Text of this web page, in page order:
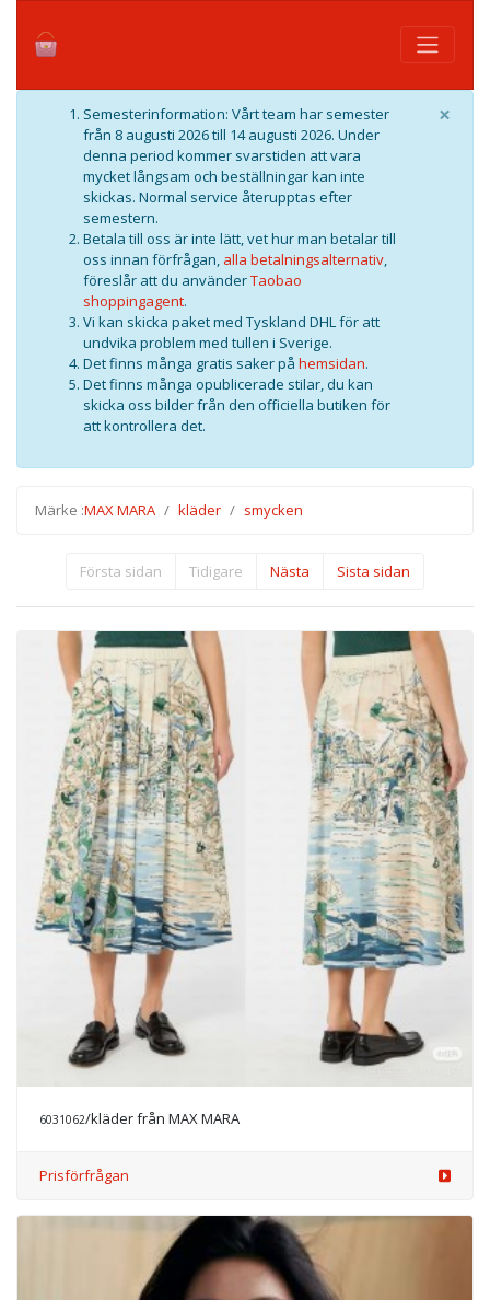
Semesterinformation: Vårt team har semester
från 8 augusti 2026 till 14 augusti 2026. Under
denna period kommer svarstiden att vara
mycket långsam och beställningar kan inte
skickas. Normal service återupptas efter
semestern.
Betala till oss är inte lätt, vet hur man betalar till
oss innan förfrågan, alla betalningsalternativ,
föreslår att du använderTaobao
shoppingagent.
Vi kan skicka paket med Tyskland DHL för att
undvika problem med tullen i Sverige.
Det finns många gratis saker på hemsidan.
Det finns många opublicerade stilar, du kan
skicka oss bilder från den officiella butiken för
att kontrollera det.
×
Märke :MAX MARA kläder smycken
Första sidan Tidigare Nästa Sista sidan
6031062/kläder från MAX MARA
Prisförfrågan